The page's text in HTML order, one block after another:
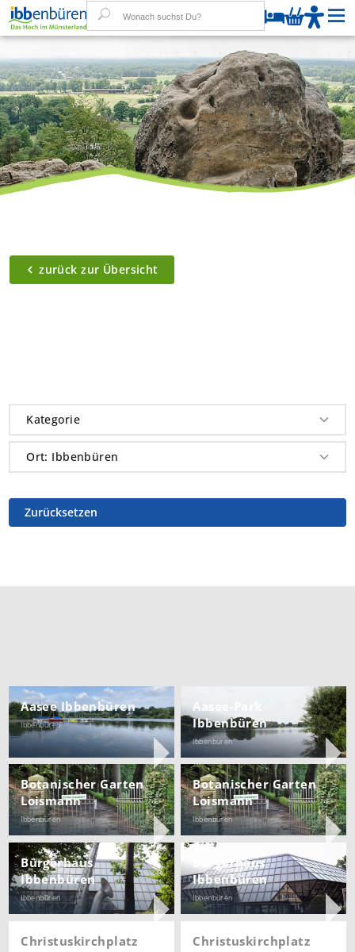
Kultur
Einkaufen
zurück zur Übersicht
Kategorie
Ort: Ibbenbüren
Zurücksetzen
Aasee Ibbenbüren
Ibbenbüren
Aasee-Park
Ibbenbüren
Ibbenbüren
Botanischer Garten
Loismann
Ibbenbüren
Botanischer Garten
Loismann
Ibbenbüren
Bürgerhaus
Ibbenbüren
Ibbenbüren
Bürgerhaus
Ibbenbüren
Ibbenbüren
Christuskirchplatz
Christuskirchplatz